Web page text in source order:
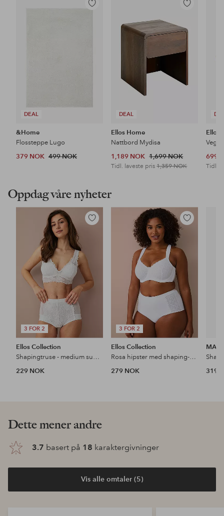
DEAL
Legg
&Home
Flossteppe Lugo
379 NOK 499 NOK
DEAL
Legg
favoritter
Ellos Home
Nattbord Mydisa
1,189 NOK 1,699 NOK
Tidl. laveste pris1,359 NOK
Ellos
699
Tidl.
Oppdag våre nyheter
3 FOR 2
Legg
Ellos Collection
Shapingtruse - medium support
229 NOK
3 FOR 2
Legg
til
favoritter
Ellos Collection
Rosa hipster med shaping-effekt
279 NOK
319
Dette mener andre
3.7 basert på 18 karaktergivninger
Vis alle omtaler (5)